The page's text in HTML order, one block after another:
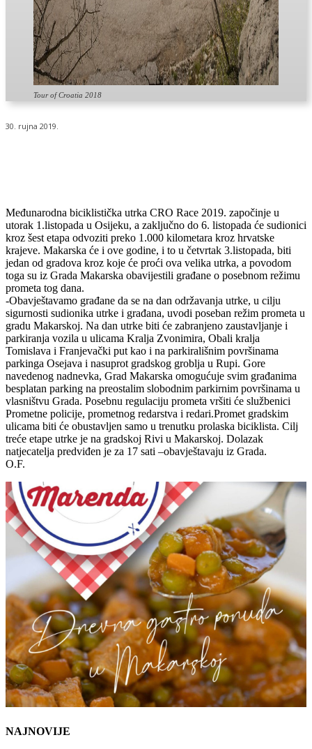
Tour of Croatia 2018
30. rujna 2019.
Međunarodna biciklistička utrka CRO Race 2019. započinje u
utorak 1.listopada u Osijeku, a zaključno do 6. listopada će sudionici
kroz šest etapa odvoziti preko 1.000 kilometara kroz hrvatske
krajeve. Makarska će i ove godine, i to u četvrtak 3.listopada, biti
jedan od gradova kroz koje će proći ova velika utrka, a povodom
toga su iz Grada Makarska obavijestili građane o posebnom režimu
prometa tog dana.
-Obavještavamo građane da se na dan održavanja utrke, u cilju
sigurnosti sudionika utrke i građana, uvodi poseban režim prometa u
gradu Makarskoj. Na dan utrke biti će zabranjeno zaustavljanje i
parkiranja vozila u ulicama Kralja Zvonimira, Obali kralja
Tomislava i Franjevački put kao i na parkirališnim površinama
parkinga Osejava i nasuprot gradskog groblja u Rupi. Gore
navedenog nadnevka, Grad Makarska omogućuje svim građanima
besplatan parking na preostalim slobodnim parkirnim površinama u
vlasništvu Grada. Posebnu regulaciju prometa vršiti će službenici
Prometne policije, prometnog redarstva i redari.Promet gradskim
ulicama biti će obustavljen samo u trenutku prolaska biciklista. Cilj
treće etape utrke je na gradskoj Rivi u Makarskoj. Dolazak
natjecatelja predviđen je za 17 sati –obavještavaju iz Grada.
O.F.
NAJNOVIJE